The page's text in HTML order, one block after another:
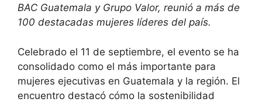
BAC Guatemala y Grupo Valor, reunió a más de
100 destacadas mujeres líderes del país.
Celebrado el 11 de septiembre, el evento se ha
consolidado como el más importante para
mujeres ejecutivas en Guatemala y la región. El
encuentro destacó cómo la sostenibilidad